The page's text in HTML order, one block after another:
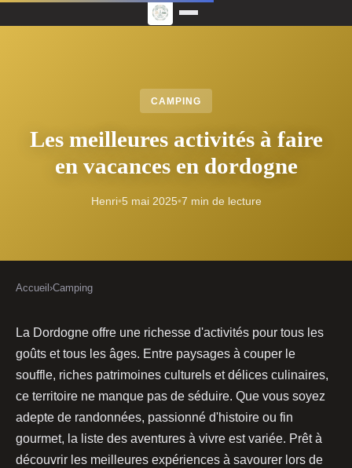
CAMPING
Les meilleures activités à faire
en vacances en dordogne
Henri•5 mai 2025•7 min de lecture
Accueil ›Camping
La Dordogne offre une richesse d'activités pour tous les
goûts et tous les âges. Entre paysages à couper le
souffle, riches patrimoines culturels et délices culinaires,
ce territoire ne manque pas de séduire. Que vous soyez
adepte de randonnées, passionné d'histoire ou fin
gourmet, la liste des aventures à vivre est variée. Prêt à
découvrir les meilleures expériences à savourer lors de